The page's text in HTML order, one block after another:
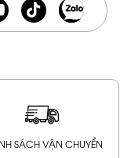
SÁCH VẬN CHUYỂN